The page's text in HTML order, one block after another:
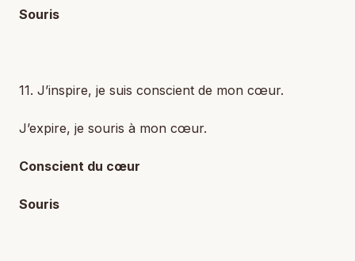
Souris
11. J’inspire, je suis conscient de mon cœur.
J’expire, je souris à mon cœur.
Conscient du cœur
Souris